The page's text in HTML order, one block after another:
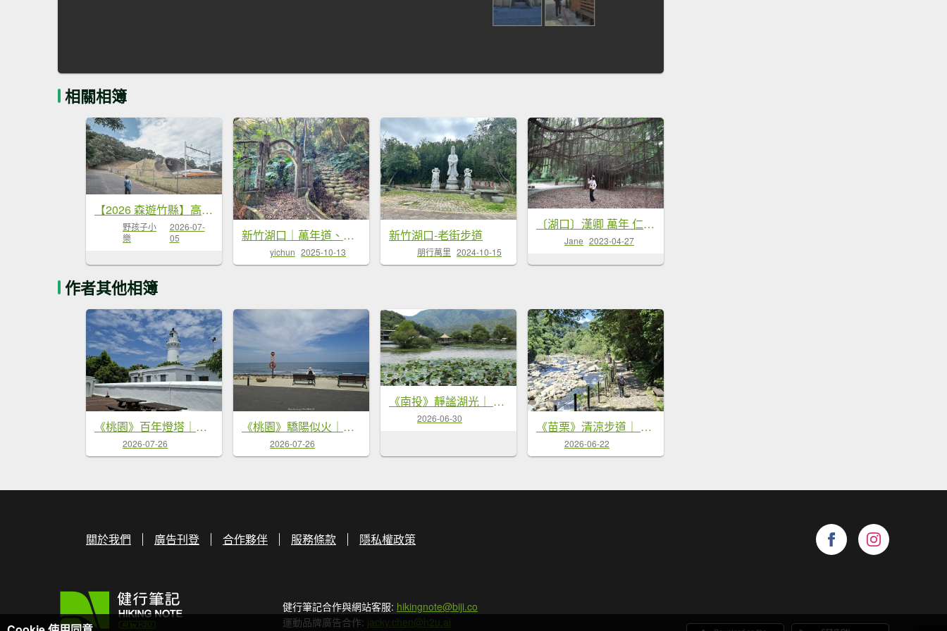
相關相簿
【2026 森遊竹縣】高鐵飛馳與客家老街｜湖口仁和、金獅步道私房散策
野孩子小
樂
2026-07-
05
新竹湖口｜萬年道、仁和步道、金獅古道、漢卿步道
yichun 2025-10-13
新竹湖口-老街步道
朋行萬里 2024-10-15
〔湖口〕漢卿 萬年 仁和 金獅 秀才 萬庚道 。白沙岬燈塔〔 苗栗〕虎頭山通宵神社 新豐 紅樹林
Jane 2023-04-27
作者其他相簿
《桃園》百年燈塔｜白沙岬燈塔園區步道20260725
2026-07-26
《桃園》驕陽似火｜永安北岸濱海步道20260725
2026-07-26
《南投》靜謐湖光｜ 埔里鯉魚潭環潭8字繞20260629
2026-06-30
《苗栗》清涼步道｜ 南庄蓬萊溪護魚步道及四十二份坪步道20260621
2026-06-22
關於我們 廣告刊登 合作夥伴 服務條款 隱私權政策
健行筆記合作與網站客服: hikingnote@biji.co
運動品牌廣告合作: jacky.chen@h2u.ai